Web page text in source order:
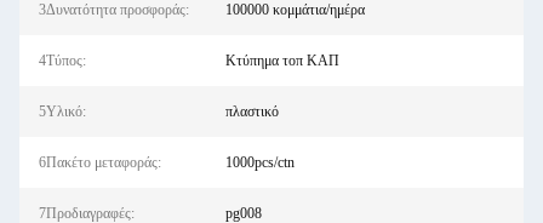
3Δυνατότητα προσφοράς: 100000 κομμάτια/ημέρα
4Τύπος: Κτύπημα τοπ ΚΑΠ
5Υλικό: πλαστικό
6Πακέτο μεταφοράς: 1000pcs/ctn
7Προδιαγραφές: pg008